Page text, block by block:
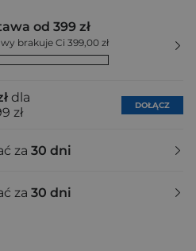
od 399 zł
brakuje Ci 399,00 zł
dla
zł
DOŁĄCZ
za 30 dni
za 30 dni